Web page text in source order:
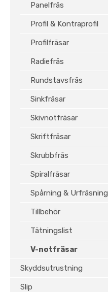
Panelfräs
Profil & Kontraprofil
Profilfräsar
Radiefräs
Rundstavsfräs
Sinkfräsar
Skivnotfräsar
Skriftfräsar
Skrubbfräs
Spiralfräsar
Spårning & Urfräsning
Tillbehör
Tätningslist
V-notfräsar
Skyddsutrustning
Slip